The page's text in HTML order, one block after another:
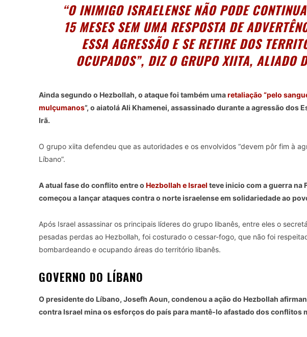
“O INIMIGO ISRAELENSE NÃO PODE
15 MESES SEM UMA RESPOSTA DE
ESSA AGRESSÃO E SE RETIRE DOS
OCUPADOS”, DIZ O GRUPO XIITA, ALIADO
Ainda segundo o Hezbollah, o ataque foi também umaretaliação “pelo
mulçumanos”, o aiatolá Ali Khamenei, assassinado durante a agressão dos
Irã.
O grupo xiita defendeu que as autoridades e os envolvidos “devem pôr fim à
Líbano”.
A atual fase do conflito entre o Hezbollah e Israel teve inicio com a guerra na
começou a lançar ataques contra o norte israelense em solidariedade ao
Após Israel assassinar os principais líderes do grupo libanês, entre eles o
pesadas perdas ao Hezbollah, foi costurado o cessar-fogo, que não foi
bombardeando e ocupando áreas do território libanês.
GOVERNO DO LÍBANO
O presidente do Líbano, Josefh Aoun, condenou a ação do Hezbollah
contra Israel mina os esforços do país para mantê-lo afastado dos conflitos